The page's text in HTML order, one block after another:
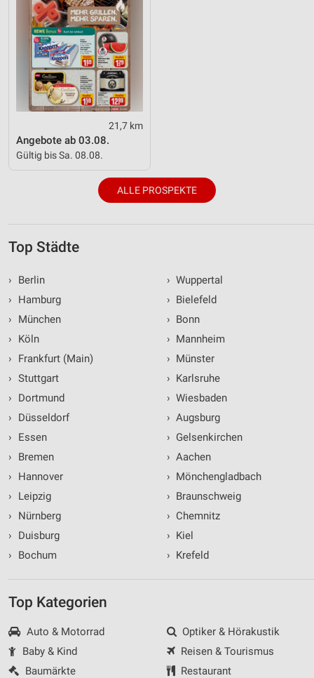
21,7 km
Angebote ab 03.08.
Gültig bis Sa. 08.08.
ALLE PROSPEKTE
Top Städte
›
Berlin
›
Hamburg
›
München
›
Köln
›
Frankfurt (Main)
› Stuttgart
›
Dortmund
›
Düsseldorf
›
Essen
›
Bremen
›
Hannover
›
Leipzig
›
Nürnberg
›
Duisburg
›
Bochum
› Wuppertal
› Bielefeld
› Bonn
› Mannheim
› Münster
› Karlsruhe
› Wiesbaden
› Augsburg
› Gelsenkirchen
› Aachen
› Mönchengladbach
› Braunschweig
› Chemnitz
› Kiel
› Krefeld
Top Kategorien
Auto & Motorrad
Baby & Kind
Baumärkte
Optiker & Hörakustik
Reisen & Tourismus
Restaurant